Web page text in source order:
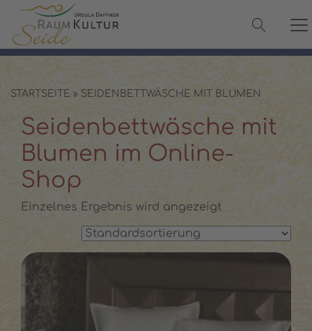
✓ 100 % Maulbeerseide
✓ Versand in 2–3 Werktagen
✓ Persönliche Beratung:
STARTSEITE » SEIDENBETTWÄSCHE MIT BLUMEN
Seidenbettwäsche mit
Blumen im Online-
Shop
Einzelnes Ergebnis wird angezeigt